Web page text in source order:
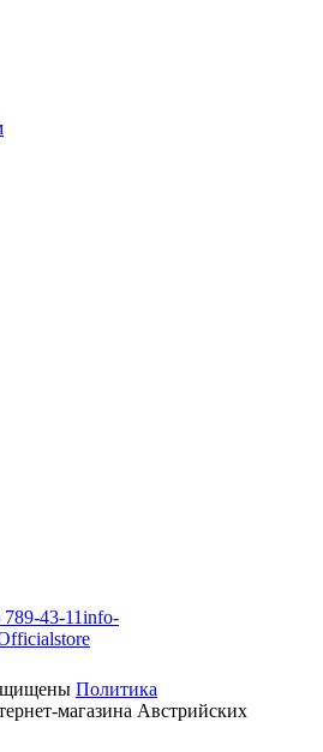
43-11info-
Политика
магазина Австрийских